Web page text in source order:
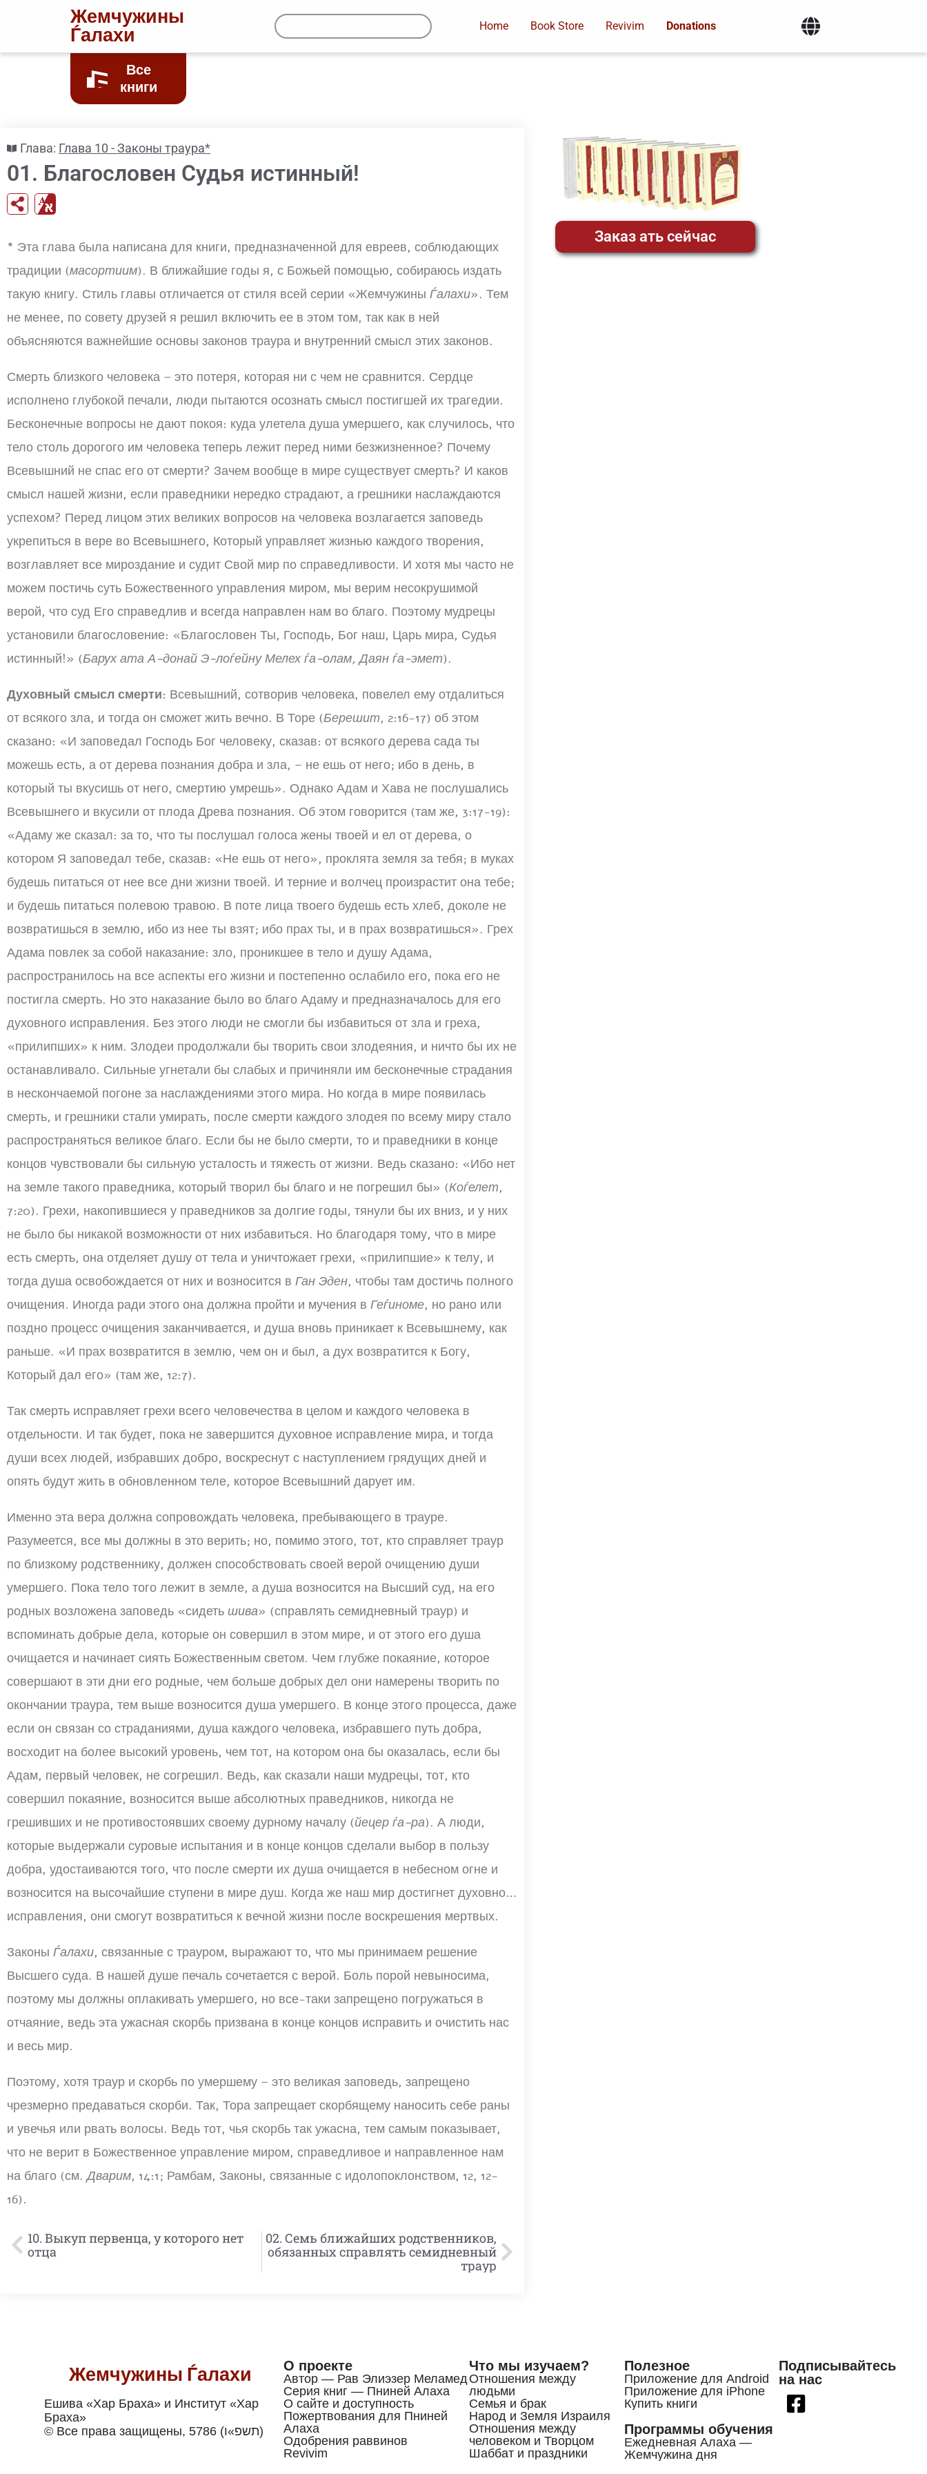
Жемчужины
Ѓалахи Home Book Store Revivim Donations
Все
книги
Глава: Глава 10 - Законы траура*
01. Благословен Судья истинный!
* Эта глава была написана для книги, предназначенной для евреев, соблюдающих
традиции (масортиим). В ближайшие годы я, с Божьей помощью, собираюсь издать
такую книгу. Стиль главы отличается от стиля всей серии «Жемчужины Ѓалахи». Тем
не менее, по совету друзей я решил включить ее в этом том, так как в ней
объясняются важнейшие основы законов траура и внутренний смысл этих законов.
Смерть близкого человека – это потеря, которая ни с чем не сравнится. Сердце
исполнено глубокой печали, люди пытаются осознать смысл постигшей их трагедии.
Бесконечные вопросы не дают покоя: куда улетела душа умершего, как случилось, что
тело столь дорогого им человека теперь лежит перед ними безжизненное? Почему
Всевышний не спас его от смерти? Зачем вообще в мире существует смерть? И каков
смысл нашей жизни, если праведники нередко страдают, а грешники наслаждаются
успехом? Перед лицом этих великих вопросов на человека возлагается заповедь
укрепиться в вере во Всевышнего, Который управляет жизнью каждого творения,
возглавляет все мироздание и судит Свой мир по справедливости. И хотя мы часто не
можем постичь суть Божественного управления миром, мы верим несокрушимой
верой, что суд Его справедлив и всегда направлен нам во благо. Поэтому мудрецы
установили благословение: «Благословен Ты, Господь, Бог наш, Царь мира, Судья
истинный!» (Барух ата А-донай Э-лоѓейну Мелех ѓа-олам, Даян ѓа-эмет).
Духовный смысл смерти: Всевышний, сотворив человека, повелел ему отдалиться
от всякого зла, и тогда он сможет жить вечно. В Торе (Берешит, 2:16-17) об этом
сказано: «И заповедал Господь Бог человеку, сказав: от всякого дерева сада ты
можешь есть, а от дерева познания добра и зла, – не ешь от него; ибо в день, в
который ты вкусишь от него, смертию умрешь». Однако Адам и Хава не послушались
Всевышнего и вкусили от плода Древа познания. Об этом говорится (там же, 3:17-19):
«Адаму же сказал: за то, что ты послушал голоса жены твоей и ел от дерева, о
котором Я заповедал тебе, сказав: «Не ешь от него», проклята земля за тебя; в муках
будешь питаться от нее все дни жизни твоей. И терние и волчец произрастит она тебе;
и будешь питаться полевою травою. В поте лица твоего будешь есть хлеб, доколе не
возвратишься в землю, ибо из нее ты взят; ибо прах ты, и в прах возвратишься». Грех
Адама повлек за собой наказание: зло, проникшее в тело и душу Адама,
распространилось на все аспекты его жизни и постепенно ослабило его, пока его не
постигла смерть. Но это наказание было во благо Адаму и предназначалось для его
духовного исправления. Без этого люди не смогли бы избавиться от зла и греха,
«прилипших» к ним. Злодеи продолжали бы творить свои злодеяния, и ничто бы их не
останавливало. Сильные угнетали бы слабых и причиняли им бесконечные страдания
в нескончаемой погоне за наслаждениями этого мира. Но когда в мире появилась
смерть, и грешники стали умирать, после смерти каждого злодея по всему миру стало
распространяться великое благо. Если бы не было смерти, то и праведники в конце
концов чувствовали бы сильную усталость и тяжесть от жизни. Ведь сказано: «Ибо нет
на земле такого праведника, который творил бы благо и не погрешил бы» (Коѓелет,
7:20). Грехи, накопившиеся у праведников за долгие годы, тянули бы их вниз, и у них
не было бы никакой возможности от них избавиться. Но благодаря тому, что в мире
есть смерть, она отделяет душу от тела и уничтожает грехи, «прилипшие» к телу, и
тогда душа освобождается от них и возносится в Ган Эден, чтобы там достичь полного
очищения. Иногда ради этого она должна пройти и мучения в Геѓиноме, но рано или
поздно процесс очищения заканчивается, и душа вновь приникает к Всевышнему, как
раньше. «И прах возвратится в землю, чем он и был, а дух возвратится к Богу,
Который дал его» (там же, 12:7).
Так смерть исправляет грехи всего человечества в целом и каждого человека в
отдельности. И так будет, пока не завершится духовное исправление мира, и тогда
души всех людей, избравших добро, воскреснут с наступлением грядущих дней и
опять будут жить в обновленном теле, которое Всевышний дарует им.
Именно эта вера должна сопровождать человека, пребывающего в трауре.
Разумеется, все мы должны в это верить; но, помимо этого, тот, кто справляет траур
по близкому родственнику, должен способствовать своей верой очищению души
умершего. Пока тело того лежит в земле, а душа возносится на Высший суд, на его
родных возложена заповедь «сидеть шива» (справлять семидневный траур) и
вспоминать добрые дела, которые он совершил в этом мире, и от этого его душа
очищается и начинает сиять Божественным светом. Чем глубже покаяние, которое
совершают в эти дни его родные, чем больше добрых дел они намерены творить по
окончании траура, тем выше возносится душа умершего. В конце этого процесса, даже
если он связан со страданиями, душа каждого человека, избравшего путь добра,
восходит на более высокий уровень, чем тот, на котором она бы оказалась, если бы
Адам, первый человек, не согрешил. Ведь, как сказали наши мудрецы, тот, кто
совершил покаяние, возносится выше абсолютных праведников, никогда не
грешивших и не противостоявших своему дурному началу (йецер ѓа-ра). А люди,
которые выдержали суровые испытания и в конце концов сделали выбор в пользу
добра, удостаиваются того, что после смерти их душа очищается в небесном огне и
возносится на высочайшие ступени в мире душ. Когда же наш мир достигнет духовного
исправления, они смогут возвратиться к вечной жизни после воскрешения мертвых.
Законы Ѓалахи, связанные с трауром, выражают то, что мы принимаем решение
Высшего суда. В нашей душе печаль сочетается с верой. Боль порой невыносима,
поэтому мы должны оплакивать умершего, но все-таки запрещено погружаться в
отчаяние, ведь эта ужасная скорбь призвана в конце концов исправить и очистить нас
и весь мир.
Поэтому, хотя траур и скорбь по умершему – это великая заповедь, запрещено
чрезмерно предаваться скорби. Так, Тора запрещает скорбящему наносить себе раны
и увечья или рвать волосы. Ведь тот, чья скорбь так ужасна, тем самым показывает,
что не верит в Божественное управление миром, справедливое и направленное нам
на благо (см.Дварим, 14:1; Рамбам, Законы, связанные с идолопоклонством, 12, 12-
16).
10. Выкуп первенца, у которого нет
отца
02. Семь ближайших родственников,
обязанных справлять семидневный
траур
Заказ ать сейчас
Жемчужины Ѓалахи
Ешива «Хар Браха» и Институт «Хар
Браха»
© Все права защищены, 5786 (תשפ»ו)
О проекте
Автор — Рав Элиэзер Меламед
Серия книг — Пниней Алаха
О сайте и доступность
Пожертвования для Пниней
Алаха
Одобрения раввинов
Revivim
Что мы изучаем?
Отношения между
людьми
Семья и брак
Народ и Земля Израиля
Отношения между
человеком и Творцом
Шаббат и праздники
Полезное
Приложение для Android
Приложение для iPhone
Купить книги
Программы обучения
Ежедневная Алаха —
Жемчужина дня
Подписывайтесь
на нас